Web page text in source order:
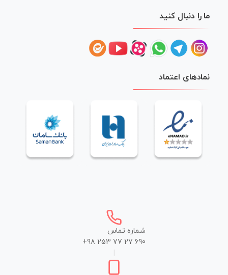
ما را دنبال کنید
نمادهای اعتماد
شماره تماس
+98 253 77 27 690